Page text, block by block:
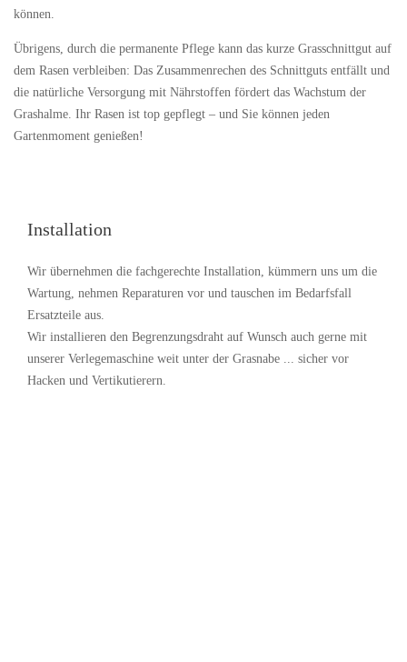
können.
Übrigens, durch die permanente Pflege kann das kurze Grasschnittgut auf
dem Rasen verbleiben: Das Zusammenrechen des Schnittguts entfällt und
die natürliche Versorgung mit Nährstoffen fördert das Wachstum der
Grashalme. Ihr Rasen ist top gepflegt – und Sie können jeden
Gartenmoment genießen!
Installation
Wir übernehmen die fachgerechte Installation, kümmern uns um die
Wartung, nehmen Reparaturen vor und tauschen im Bedarfsfall
Ersatzteile aus.
Wir installieren den Begrenzungsdraht auf Wunsch auch gerne mit
unserer Verlegemaschine weit unter der Grasnabe ... sicher vor
Hacken und Vertikutierern.